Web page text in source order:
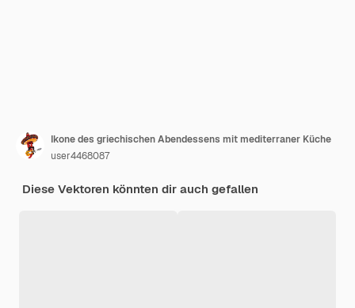
Ikone des griechischen Abendessens mit mediterraner Küche
user4468087
Diese Vektoren könnten dir auch gefallen